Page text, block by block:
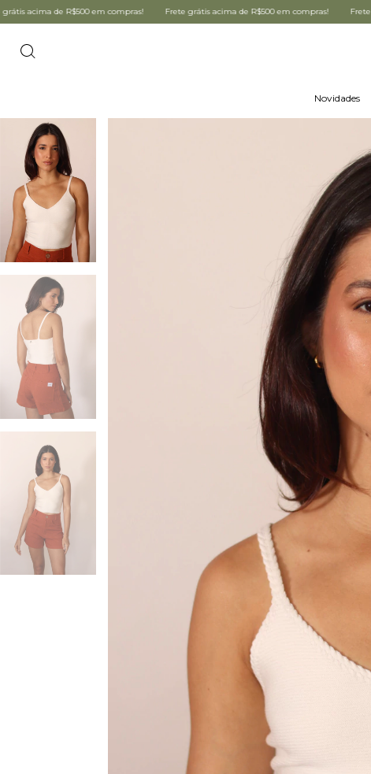
Frete grátis acima de R$500 em compras! Frete grátis acima de R$500 em compras!
Novidades